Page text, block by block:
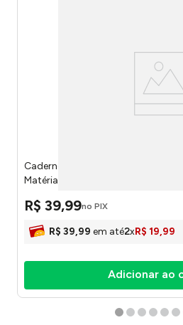
Caderno Universitário Espiral
Matérias 160 Folhas 6883477 -
R$ 39,99no PIX
R$ 39,99 em até2xR$ 19,99
Adicionar ao